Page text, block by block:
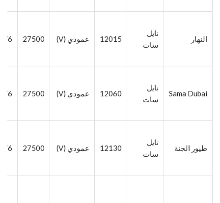
النهار
نايل
سات
12015 عمودي (V) 27500
5/6
Sama Dubai
نايل
سات
12060 عمودي (V) 27500
5/6
طيور الجنة
نايل
سات
12130 عمودي (V) 27500
5/6